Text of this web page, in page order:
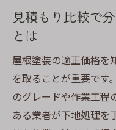
屋根塗装業
静岡で注目
とは
口コミで人
紹介
見積もり比較で
とは
屋根塗装の適正価格を
を取ることが重要です
のグレードや作業工程
ある業者が下地処理を